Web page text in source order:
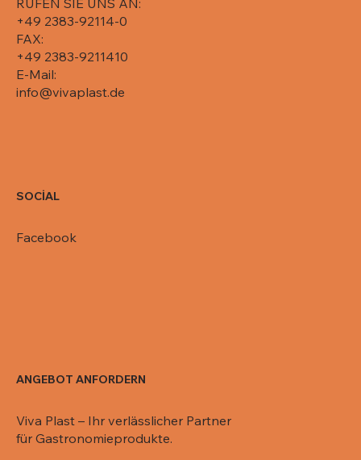
+49 2383-92114-0
FAX:
+49 2383-9211410
E-Mail:
info@vivaplast.de
SOCİAL
Facebook
ANGEBOT ANFORDERN
Viva Plast – Ihr verlässlicher Partner
für Gastronomieprodukte.